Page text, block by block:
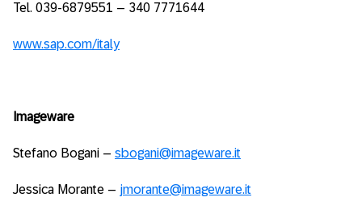
Tel. 039-6879551 – 340 7771644
www.sap.com/italy
Imageware
Stefano Bogani – sbogani@imageware.it
Jessica Morante – jmorante@imageware.it